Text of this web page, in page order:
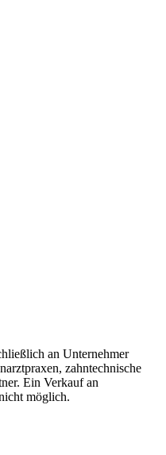
an Unternehmer
zahntechnische
Ein Verkauf an
möglich.